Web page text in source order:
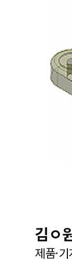
김ㅇ
제품·